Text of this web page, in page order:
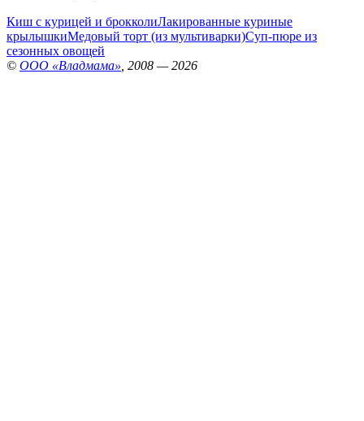
Киш с курицей и брокколиЛакированные куриные
крылышкиМедовый торт (из мультиварки)Суп-пюре из
сезонных овощей
© ООО «Владмама» , 2008 — 2026